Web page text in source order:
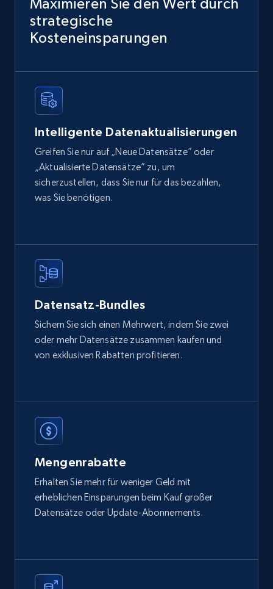
eCommerce
Title, Seller name, Brand, Description, Initial
price, Currency, Availability, Reviews count, and
more.
eCommerce
Etsy
URL, Product id, Listing inventory id, Title, Rating,
Reviews count shop, Reviews count item, Initial
price, and more.
1.9K+
Amazon best seller products
Title, Seller name, Brand, Description, Initial
price, Final price, Final price high, Currency, and
Maximieren Sie den Wert durch
strategische
Kosteneinsparungen
Intelligente Datenaktualisierungen
Greifen Sie nur auf „Neue Datensätze” oder
„Aktualisierte Datensätze” zu, um
sicherzustellen, dass Sie nur für das bezahlen,
was Sie benötigen.
Datensatz-Bundles
Sichern Sie sich einen Mehrwert, indem Sie zwei
oder mehr Datensätze zusammen kaufen und
von exklusiven Rabatten profitieren.
Mengenrabatte
Erhalten Sie mehr für weniger Geld mit
erheblichen Einsparungen beim Kauf großer
Datensätze oder Update-Abonnements.